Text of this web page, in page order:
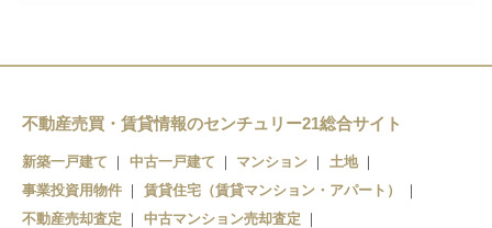
不動産売買・賃貸情報のセンチュリー21総合サイト
新築一戸建て 中古一戸建て マンション
土地
事業投資用物件
賃貸住宅（賃貸マンション・アパート）
不動産売却査定
中古マンション売却査定